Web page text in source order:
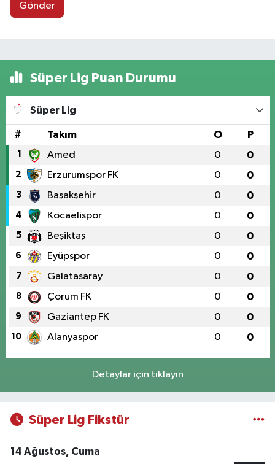
Gönder
Süper Lig Puan Durumu
Süper Lig
# Takım O P
1 Amed 0 0
2 Erzurumspor FK 0 0
3 Başakşehir 0 0
4 Kocaelispor 0 0
5 Beşiktaş 0 0
6 Eyüpspor 0 0
7 Galatasaray 0 0
8 Çorum FK 0 0
9 Gaziantep FK 0 0
10 Alanyaspor 0 0
Detaylar için tıklayın
Süper Lig Fikstür
14 Ağustos, Cuma